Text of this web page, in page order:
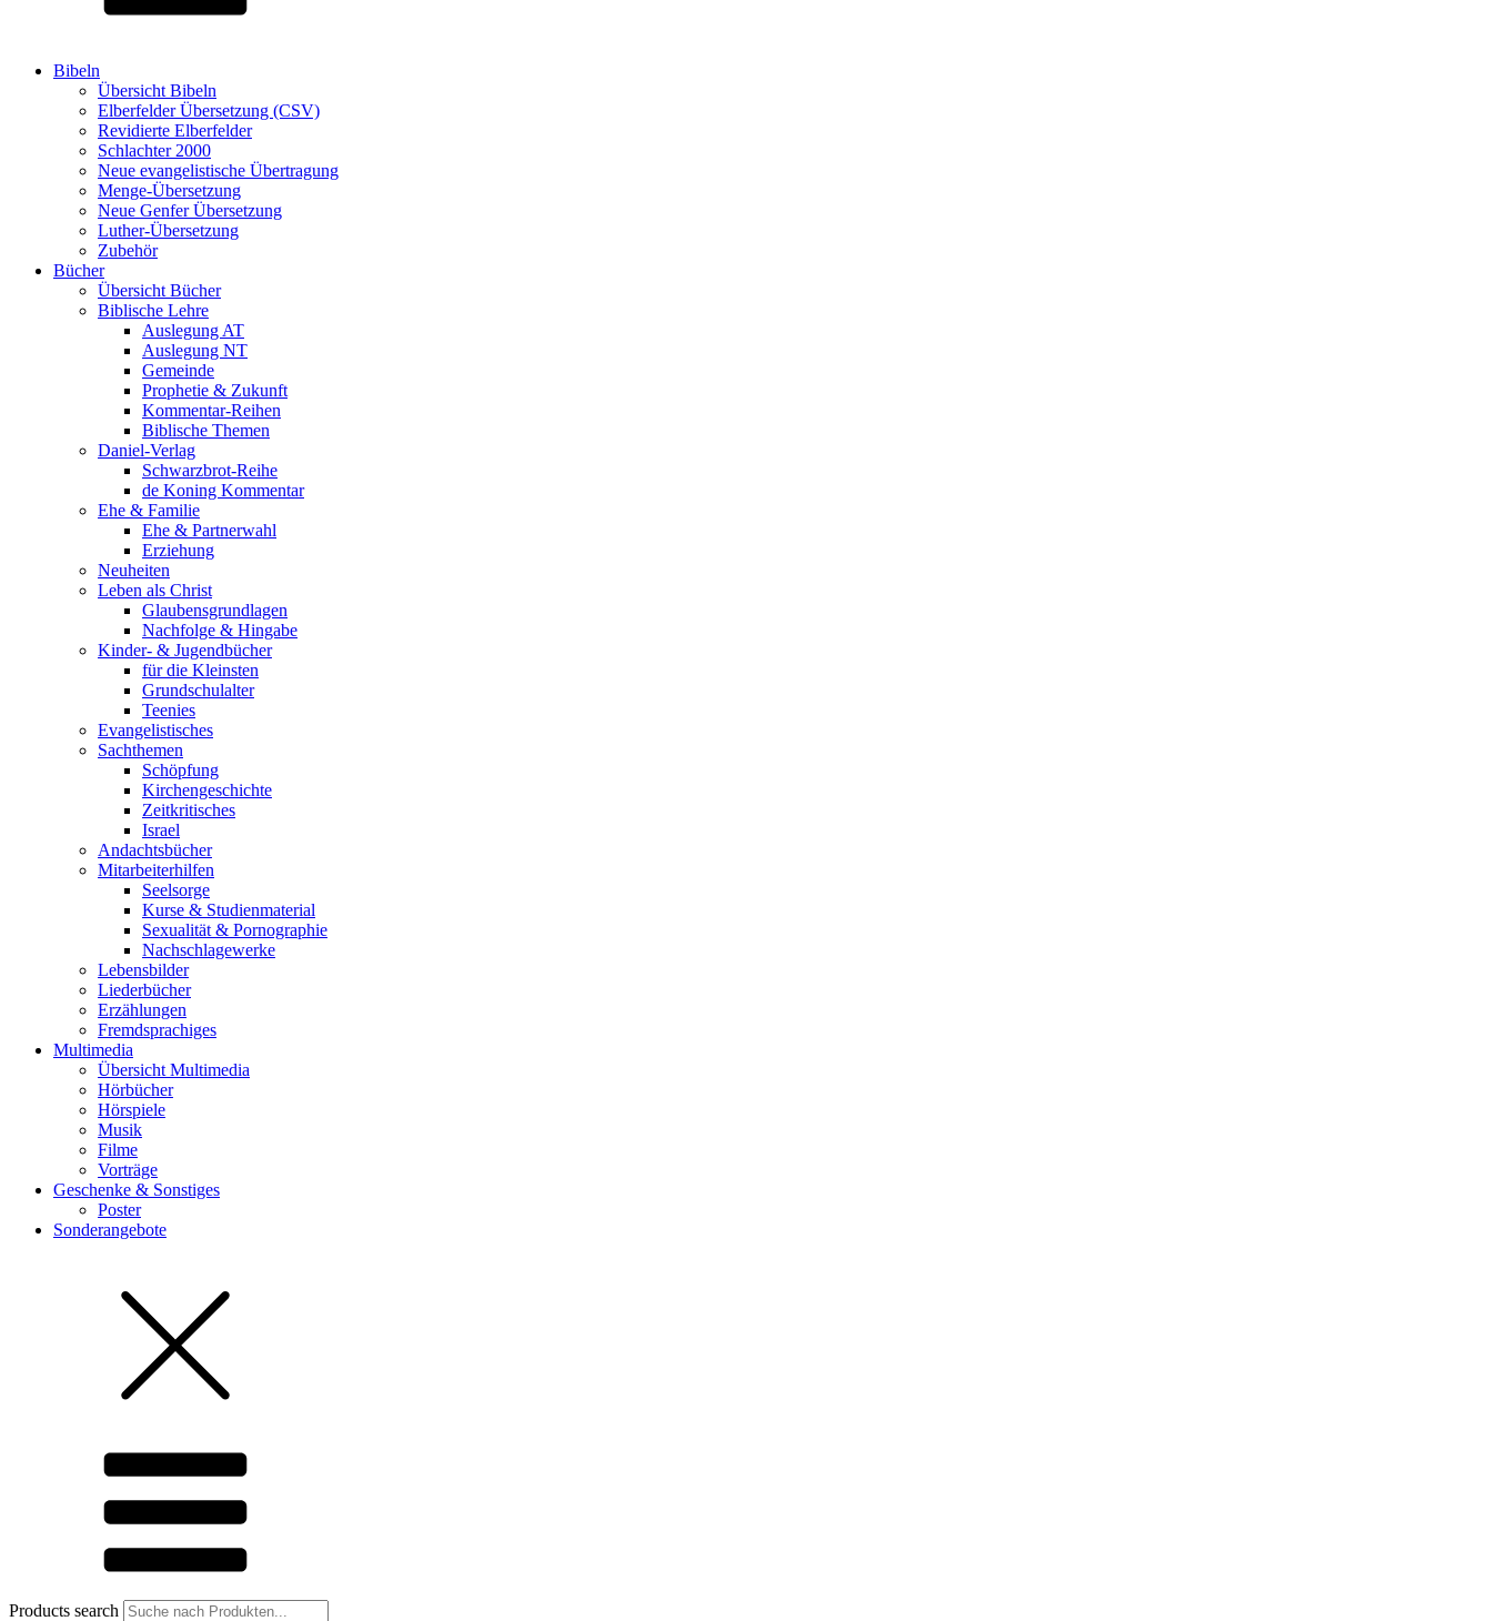
Bibeln
Übersicht Bibeln
Elberfelder Übersetzung (CSV)
Revidierte Elberfelder
Schlachter 2000
Neue evangelistische Übertragung
Menge-Übersetzung
Neue Genfer Übersetzung
Luther-Übersetzung
Zubehör
Bücher
Übersicht Bücher
Biblische Lehre
Auslegung AT
Auslegung NT
Gemeinde
Prophetie & Zukunft
Kommentar-Reihen
Biblische Themen
Daniel-Verlag
Schwarzbrot-Reihe
de Koning Kommentar
Ehe & Familie
Ehe & Partnerwahl
Erziehung
Neuheiten
Leben als Christ
Glaubensgrundlagen
Nachfolge & Hingabe
Kinder- & Jugendbücher
für die Kleinsten
Grundschulalter
Teenies
Evangelistisches
Sachthemen
Schöpfung
Kirchengeschichte
Zeitkritisches
Israel
Andachtsbücher
Mitarbeiterhilfen
Seelsorge
Kurse & Studienmaterial
Sexualität & Pornographie
Nachschlagewerke
Lebensbilder
Liederbücher
Erzählungen
Fremdsprachiges
Multimedia
Übersicht Multimedia
Hörbücher
Hörspiele
Musik
Filme
Vorträge
Geschenke & Sonstiges
Poster
Sonderangebote
Products search